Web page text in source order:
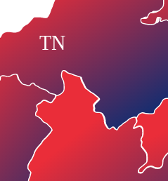
TN